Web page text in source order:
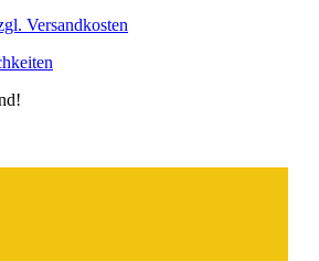
Versandkosten